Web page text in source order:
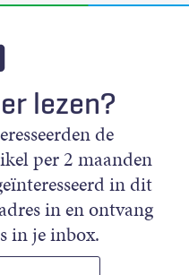
lezen?
de
per 2 maanden
in dit
in en ontvang
in je inbox.